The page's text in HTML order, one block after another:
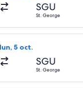
SGU
St. George
5 oct.
SGU
St. George
de American